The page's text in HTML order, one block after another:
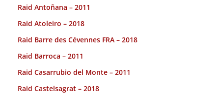
Raid Antoñana – 2011
Raid Atoleiro – 2018
Raid Barre des Cévennes FRA – 2018
Raid Barroca – 2011
Raid Casarrubio del Monte – 2011
Raid Castelsagrat – 2018